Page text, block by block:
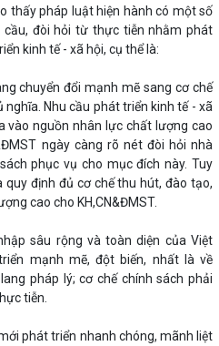
thấy pháp luật hiện hành có một số
đòi hỏi từ thực tiễn nhằm phát
kinh tế - xã hội, cụ thể là:
chuyển đổi mạnh mẽ sang cơ chế
Nhu cầu phát triển kinh tế - xã
vào nguồn nhân lực chất lượng cao
ngày càng rõ nét đòi hỏi nhà
phục vụ cho mục đích này. Tuy
định đủ cơ chế thu hút, đào tạo,
cao cho KH,CN&ĐMST.
sâu rộng và toàn diện của Việt
mạnh mẽ, đột biến, nhất là về
pháp lý; cơ chế chính sách phải
tiễn.
phát triển nhanh chóng, mãnh liệt